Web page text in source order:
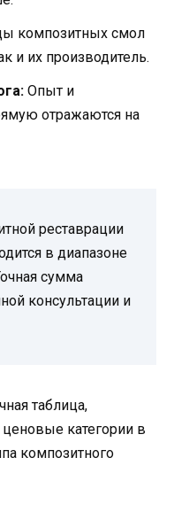
композитных смол
и их производитель.
Опыт и
отражаются на
реставрации
в диапазоне
сумма
консультации и
таблица,
категории в
композитного